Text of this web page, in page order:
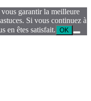
garantir la meilleure
Si vous continuez à
en êtes satisfait. OK